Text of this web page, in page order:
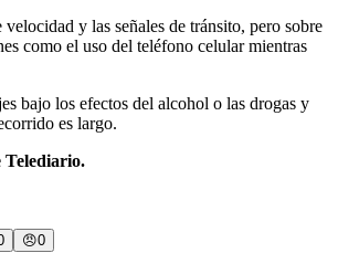
velocidad y las señales de tránsito, pero sobre
como el uso del teléfono celular mientras
bajo los efectos del alcohol o las drogas y
es largo.
Telediario.
😠0